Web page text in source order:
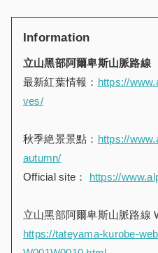
Information
立山黑部阿爾卑斯山脈路線
最新紅葉情報： https://
ves/
秋季絶景景點： https://
autumn/
Official site： https://
立山黑部阿爾卑斯山脈路線
https://tateyama-kurobe-